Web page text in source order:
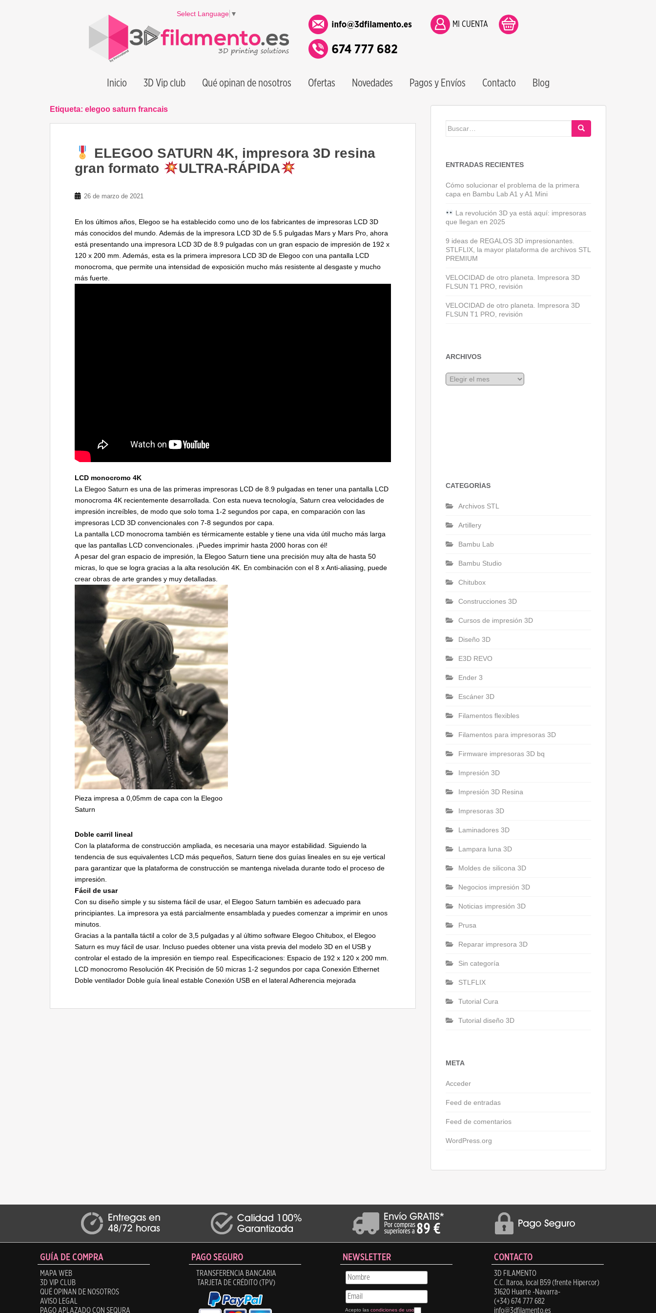
Select Language ▼
MI CUENTA
Inicio 3D Vip club Qué opinan de nosotros Ofertas Novedades Pagos y Envíos Contacto Blog
Etiqueta: elegoo saturn francais
ELEGOO SATURN 4K, impresora 3D resina
gran formato
ULTRA-RÁPIDA
26 de marzo de 2021
En los últimos años, Elegoo se ha establecido como uno de los fabricantes de impresoras LCD 3D
más conocidos del mundo. Además de la impresora LCD 3D de 5.5 pulgadas Mars y Mars Pro, ahora
está presentando una impresora LCD 3D de 8.9 pulgadas con un gran espacio de impresión de 192 x
120 x 200 mm. Además, esta es la primera impresora LCD 3D de Elegoo con una pantalla LCD
monocroma, que permite una intensidad de exposición mucho más resistente al desgaste y mucho
más fuerte.
LCD monocromo 4K
La Elegoo Saturn es una de las primeras impresoras LCD de 8.9 pulgadas en tener una pantalla LCD
monocroma 4K recientemente desarrollada. Con esta nueva tecnología, Saturn crea velocidades de
impresión increíbles, de modo que solo toma 1-2 segundos por capa, en comparación con las
impresoras LCD 3D convencionales con 7-8 segundos por capa.
La pantalla LCD monocroma también es térmicamente estable y tiene una vida útil mucho más larga
que las pantallas LCD convencionales. ¡Puedes imprimir hasta 2000 horas con él!
A pesar del gran espacio de impresión, la Elegoo Saturn tiene una precisión muy alta de hasta 50
micras, lo que se logra gracias a la alta resolución 4K. En combinación con el 8 x Anti-aliasing, puede
crear obras de arte grandes y muy detalladas.
Pieza impresa a 0,05mm de capa con la Elegoo
Saturn
Doble carril lineal
Con la plataforma de construcción ampliada, es necesaria una mayor estabilidad. Siguiendo la
tendencia de sus equivalentes LCD más pequeños, Saturn tiene dos guías lineales en su eje vertical
para garantizar que la plataforma de construcción se mantenga nivelada durante todo el proceso de
impresión.
Fácil de usar
Con su diseño simple y su sistema fácil de usar, el Elegoo Saturn también es adecuado para
principiantes. La impresora ya está parcialmente ensamblada y puedes comenzar a imprimir en unos
minutos.
Gracias a la pantalla táctil a color de 3,5 pulgadas y al último software Elegoo Chitubox, el Elegoo
Saturn es muy fácil de usar. Incluso puedes obtener una vista previa del modelo 3D en el USB y
controlar el estado de la impresión en tiempo real. Especificaciones: Espacio de 192 x 120 x 200 mm.
LCD monocromo Resolución 4K Precisión de 50 micras 1-2 segundos por capa Conexión Ethernet
Doble ventilador Doble guía lineal estable Conexión USB en el lateral Adherencia mejorada
Buscar:
ENTRADAS RECIENTES
Cómo solucionar el problema de la primera
capa en Bambu Lab A1 y A1 Mini
La revolución 3D ya está aquí: impresoras
que llegan en 2025
9 ideas de REGALOS 3D impresionantes.
STLFLIX, la mayor plataforma de archivos STL
PREMIUM
VELOCIDAD de otro planeta. Impresora 3D
FLSUN T1 PRO, revisión
VELOCIDAD de otro planeta. Impresora 3D
FLSUN T1 PRO, revisión
ARCHIVOS
Archivos
CATEGORÍAS
Archivos STL
Artillery
Bambu Lab
Bambu Studio
Chitubox
Construcciones 3D
Cursos de impresión 3D
Diseño 3D
E3D REVO
Ender 3
Escáner 3D
Filamentos flexibles
Filamentos para impresoras 3D
Firmware impresoras 3D bq
Impresión 3D
Impresión 3D Resina
Impresoras 3D
Laminadores 3D
Lampara luna 3D
Moldes de silicona 3D
Negocios impresión 3D
Noticias impresión 3D
Prusa
Reparar impresora 3D
Sin categoría
STLFLIX
Tutorial Cura
Tutorial diseño 3D
META
Acceder
Feed de entradas
Feed de comentarios
WordPress.org
GUÍA DE COMPRA
MAPA WEB
3D VIP CLUB
QUÉ OPINAN DE NOSOTROS
AVISO LEGAL
PAGO APLAZADO CON SEQURA
PAGO SEGURO
TRANSFERENCIA BANCARIA
TARJETA DE CRÉDITO (TPV)
NEWSLETTER
Acepto las condiciones de uso
CONTACTO
3D FILAMENTO
C.C. Itaroa, local B59 (frente Hipercor)
31620 Huarte -Navarra-
(+34) 674 777 682
info@3dfilamento.es